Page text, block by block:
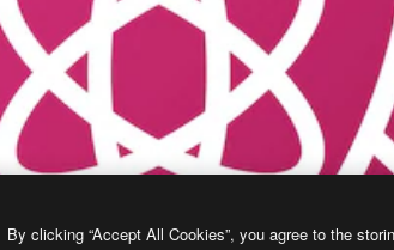
By clicking “Accept All Cookies”, you agree to the